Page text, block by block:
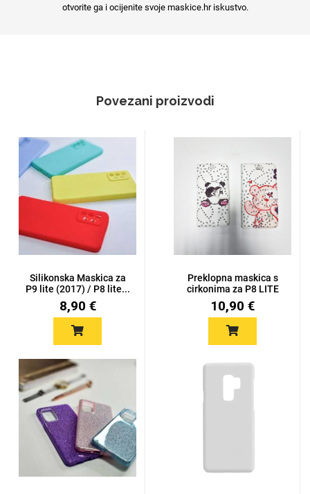
otvorite ga i ocijenite svoje maskice.hr iskustvo.
Povezani proizvodi
Silikonska Maskica za
P9 lite (2017) / P8 lite...
8,90 €
Preklopna maskica s
cirkonima za P8 LITE
/ P9 ...
10,90 €